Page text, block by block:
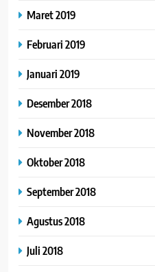
Maret 2019
Februari 2019
Januari 2019
Desember 2018
November 2018
Oktober 2018
September 2018
Agustus 2018
Juli 2018